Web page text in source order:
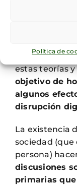
Política de
animamos
blog en un
estas teorías
objetivo de
algunos
disrupción
La existencia
sociedad (que
persona)
discusiones
primarias